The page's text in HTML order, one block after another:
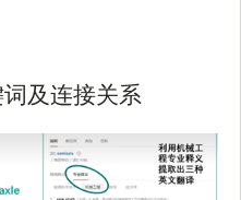
及连接关系